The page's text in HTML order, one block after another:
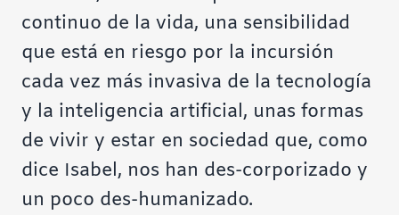
continuo de la vida, una sensibilidad
que está en riesgo por la incursión
cada vez más invasiva de la tecnología
y la inteligencia artificial, unas formas
de vivir y estar en sociedad que, como
dice Isabel, nos han des-corporizado y
un poco des-humanizado.